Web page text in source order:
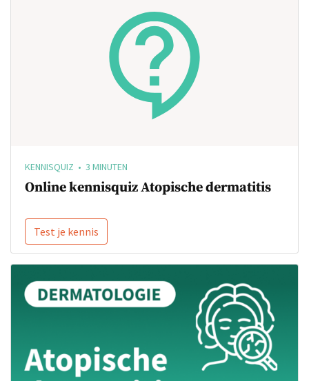
KENNISQUIZ • 3 MINUTEN
Online kennisquiz Atopische dermatitis
Test je kennis